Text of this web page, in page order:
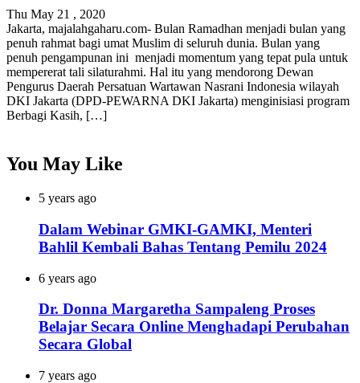
Thu May 21 , 2020
Jakarta, majalahgaharu.com- Bulan Ramadhan menjadi bulan yang
penuh rahmat bagi umat Muslim di seluruh dunia. Bulan yang
penuh pengampunan ini menjadi momentum yang tepat pula untuk
mempererat tali silaturahmi. Hal itu yang mendorong Dewan
Pengurus Daerah Persatuan Wartawan Nasrani Indonesia wilayah
DKI Jakarta (DPD-PEWARNA DKI Jakarta) menginisiasi program
Berbagi Kasih, […]
You May Like
5 years ago
Dalam Webinar GMKI-GAMKI, Menteri
Bahlil Kembali Bahas Tentang Pemilu 2024
6 years ago
Dr. Donna Margaretha Sampaleng Proses
Belajar Secara Online Menghadapi Perubahan
Secara Global
7 years ago